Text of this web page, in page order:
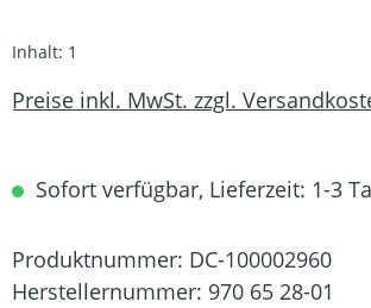
Inhalt: 1
Preise inkl. MwSt. zzgl.
Sofort verfügbar, Lieferzeit: 1-3
Produktnummer: DC-100002960
Herstellernummer: 970 65 28-01